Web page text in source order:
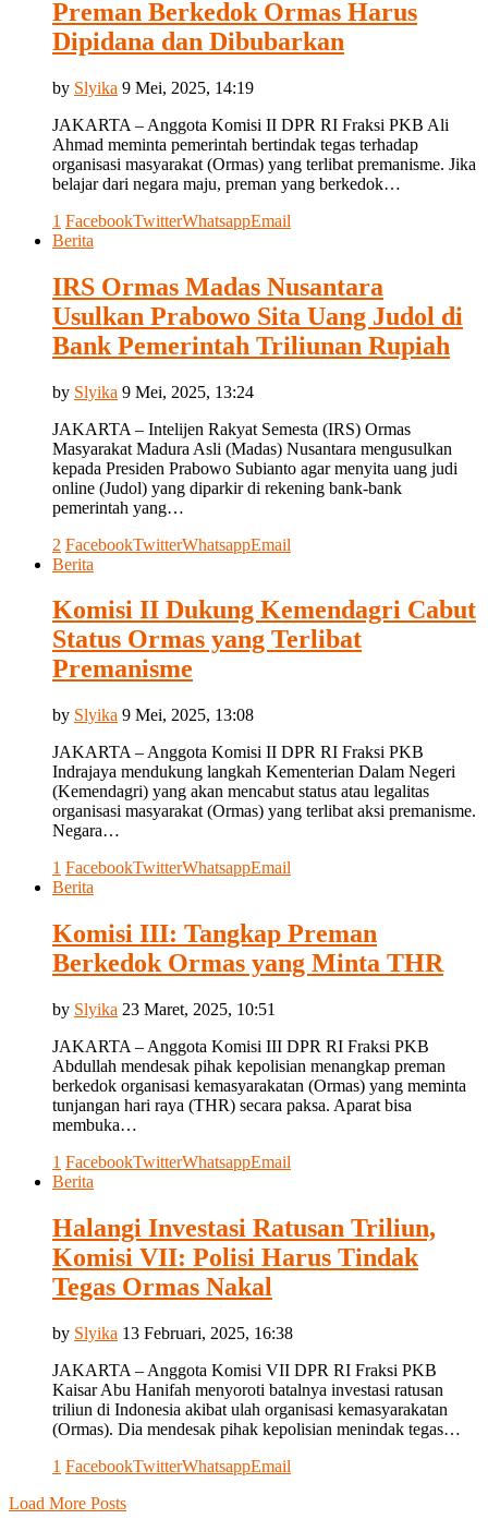
Preman Berkedok Ormas Harus
Dipidana dan Dibubarkan
by Slyika 9 Mei, 2025, 14:19
JAKARTA – Anggota Komisi II DPR RI Fraksi PKB Ali
Ahmad meminta pemerintah bertindak tegas terhadap
organisasi masyarakat (Ormas) yang terlibat premanisme. Jika
belajar dari negara maju, preman yang berkedok…
1 FacebookTwitterWhatsappEmail
Berita
IRS Ormas Madas Nusantara
Usulkan Prabowo Sita Uang Judol di
Bank Pemerintah Triliunan Rupiah
by Slyika 9 Mei, 2025, 13:24
JAKARTA – Intelijen Rakyat Semesta (IRS) Ormas
Masyarakat Madura Asli (Madas) Nusantara mengusulkan
kepada Presiden Prabowo Subianto agar menyita uang judi
online (Judol) yang diparkir di rekening bank-bank
pemerintah yang…
2 FacebookTwitterWhatsappEmail
Berita
Komisi II Dukung Kemendagri Cabut
Status Ormas yang Terlibat
Premanisme
by Slyika 9 Mei, 2025, 13:08
JAKARTA – Anggota Komisi II DPR RI Fraksi PKB
Indrajaya mendukung langkah Kementerian Dalam Negeri
(Kemendagri) yang akan mencabut status atau legalitas
organisasi masyarakat (Ormas) yang terlibat aksi premanisme.
Negara…
1 FacebookTwitterWhatsappEmail
Berita
Komisi III: Tangkap Preman
Berkedok Ormas yang Minta THR
by Slyika 23 Maret, 2025, 10:51
JAKARTA – Anggota Komisi III DPR RI Fraksi PKB
Abdullah mendesak pihak kepolisian menangkap preman
berkedok organisasi kemasyarakatan (Ormas) yang meminta
tunjangan hari raya (THR) secara paksa. Aparat bisa
membuka…
1 FacebookTwitterWhatsappEmail
Berita
Halangi Investasi Ratusan Triliun,
Komisi VII: Polisi Harus Tindak
Tegas Ormas Nakal
by Slyika 13 Februari, 2025, 16:38
JAKARTA – Anggota Komisi VII DPR RI Fraksi PKB
Kaisar Abu Hanifah menyoroti batalnya investasi ratusan
triliun di Indonesia akibat ulah organisasi kemasyarakatan
(Ormas). Dia mendesak pihak kepolisian menindak tegas…
1 FacebookTwitterWhatsappEmail
Load More Posts